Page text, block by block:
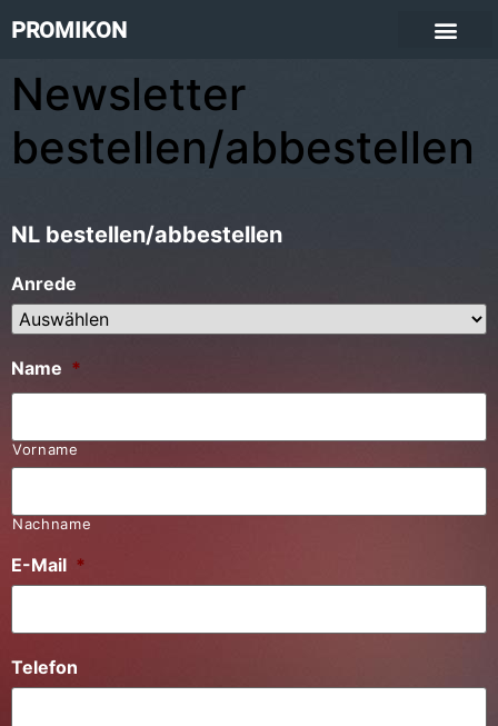
PROMIKON
Newsletter
bestellen/abbestellen
NL bestellen/abbestellen
Anrede
Name *
Vorname
Nachname
E-Mail *
Telefon